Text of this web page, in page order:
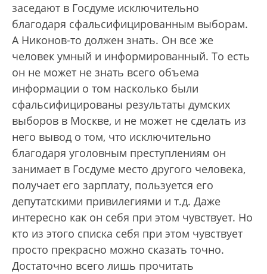
заседают в Госдуме исключительно
благодаря сфальсифицированным выборам.
А Никонов-то должен знать. Он все же
человек умный и информированный. То есть
он не может не знать всего объема
информации о том насколько были
сфальсифицированы результаты думских
выборов в Москве, и не может не сделать из
него вывод о том, что исключительно
благодаря уголовным преступлениям он
занимает в Госдуме место другого человека,
получает его зарплату, пользуется его
депутатскими привилегиями и т.д. Даже
интересно как он себя при этом чувствует. Но
кто из этого списка себя при этом чувствует
просто прекрасно можно сказать точно.
Достаточно всего лишь прочитать